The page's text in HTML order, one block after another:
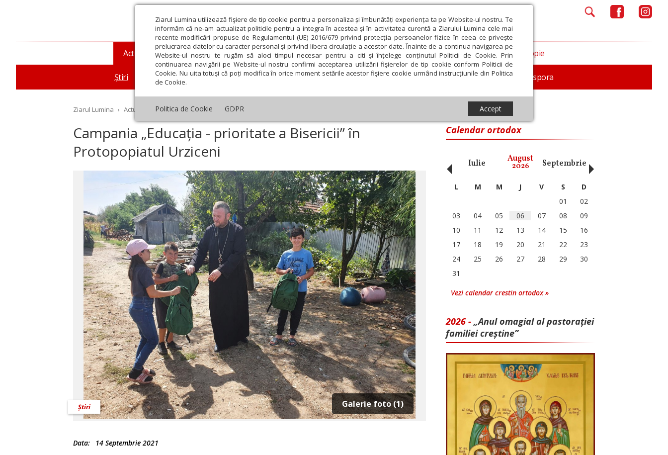
Ziarul Lumina utilizează fişiere de tip cookie pentru a personaliza și îmbunătăți experiența ta pe Website-ul nostru. Te
informăm că ne-am actualizat politicile pentru a integra în acestea și în activitatea curentă a Ziarului Lumina cele mai
recente modificări propuse de Regulamentul (UE) 2016/679 privind protecția persoanelor fizice în ceea ce privește
prelucrarea datelor cu caracter personal și privind libera circulație a acestor date. Înainte de a continua navigarea pe
Website-ul nostru te rugăm să aloci timpul necesar pentru a citi și înțelege conținutul Politicii de Cookie. Prin
continuarea navigării pe Website-ul nostru confirmi acceptarea utilizării fişierelor de tip cookie conform Politicii de
Cookie. Nu uita totuși că poți modifica în orice moment setările acestor fişiere cookie urmând instrucțiunile din Politica
de Cookie.
Politica de Cookie GDPR Accept
Actualitate religioasă
Știri Mesaje și cuvântări An omagial Comunicate de presă Documentar In memoriam Diaspora
Teologie și spiritualitate Educaţie și Cultură Societate Opinii Filantropie
Ziarul Lumina › Actualitate religioasă › Știri › Campania „Educația - prioritate a Bisericii” în Protopopiatul Urziceni
Campania „Educația - prioritate a Bisericii” în
Protopopiatul Urziceni
Galerie foto (1)
Știri
Data: 14 Septembrie 2021
Calendar ortodox
Noiembrie Iulie August
2026 Septembrie Octombrie
‹ L M M J V S
D
01
02
03
04 05 06 07 08
09
10
11 12 13 14 15
16
17
18 19 20 21 22
23
24
25 26 27 28 29
30
31
Vezi calendar crestin ortodox »
2026 - „Anul omagial al pastorației
familiei creștine”